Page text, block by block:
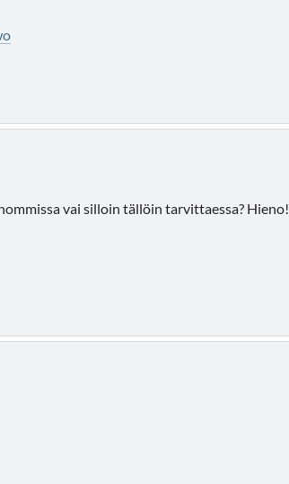
vai silloin tällöin tarvittaessa? Hieno!